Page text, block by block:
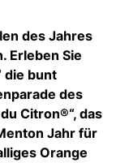
des Jahres
Erleben Sie
die bunt
des
Citron®“, das
Jahr für
Orange